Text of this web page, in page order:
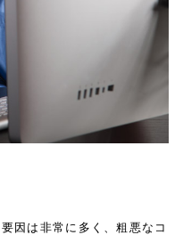
因は非常に多く、粗悪なコ